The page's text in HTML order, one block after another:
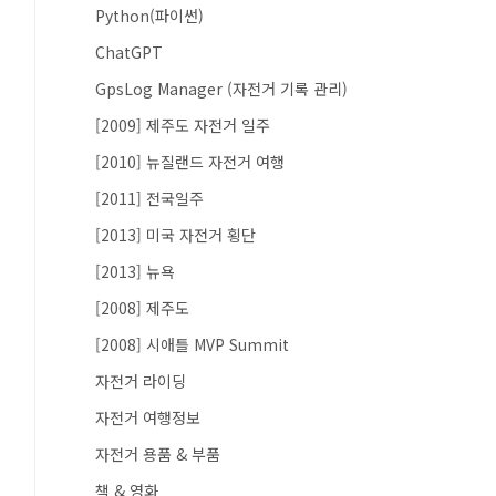
Python(파이썬)
ChatGPT
GpsLog Manager (자전거 기록 관리)
[2009] 제주도 자전거 일주
[2010] 뉴질랜드 자전거 여행
[2011] 전국일주
[2013] 미국 자전거 횡단
[2013] 뉴욕
[2008] 제주도
[2008] 시애틀 MVP Summit
자전거 라이딩
자전거 여행정보
자전거 용품 & 부품
책 & 영화